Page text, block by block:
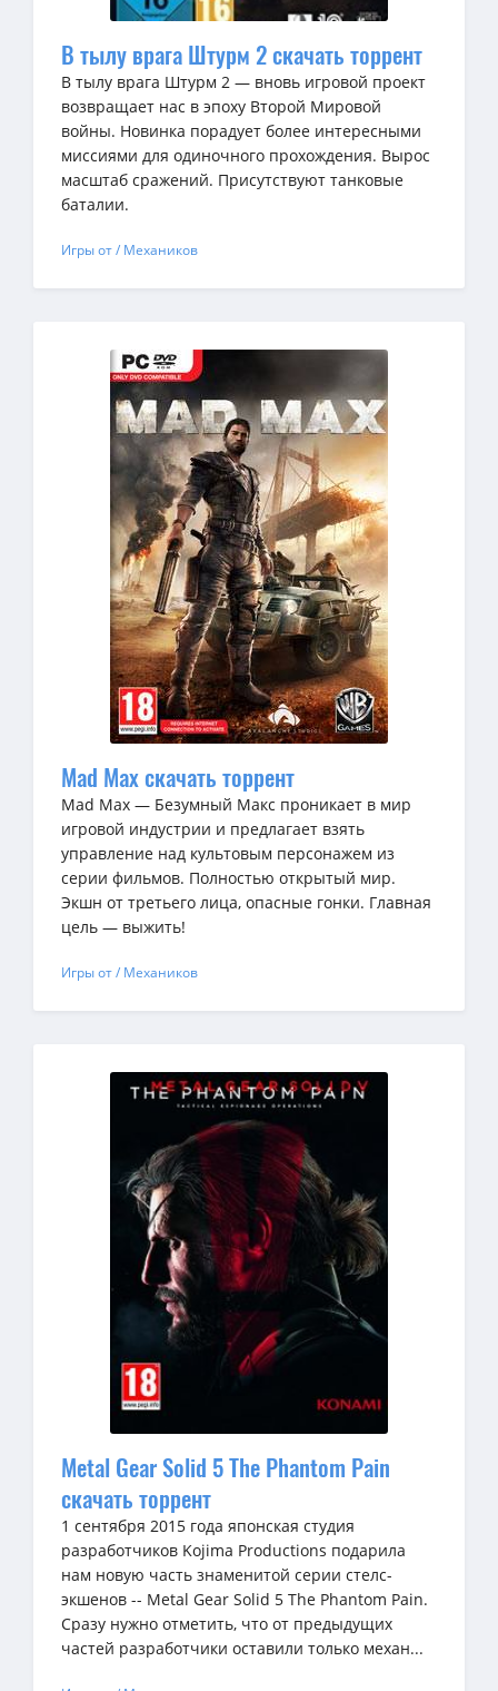
В тылу врага Штурм 2 скачать торрент
В тылу врага Штурм 2 — вновь игровой проект
возвращает нас в эпоху Второй Мировой
войны. Новинка порадует более интересными
миссиями для одиночного прохождения. Вырос
масштаб сражений. Присутствуют танковые
баталии.
Игры от / Механиков
Mad Max скачать торрент
Mad Max — Безумный Макс проникает в мир
игровой индустрии и предлагает взять
управление над культовым персонажем из
серии фильмов. Полностью открытый мир.
Экшн от третьего лица, опасные гонки. Главная
цель — выжить!
Игры от / Механиков
Metal Gear Solid 5 The Phantom Pain
скачать торрент
1 сентября 2015 года японская студия
разработчиков Kojima Productions подарила
нам новую часть знаменитой серии стелс-
экшенов -- Metal Gear Solid 5 The Phantom Pain.
Сразу нужно отметить, что от предыдущих
частей разработчики оставили только механ...